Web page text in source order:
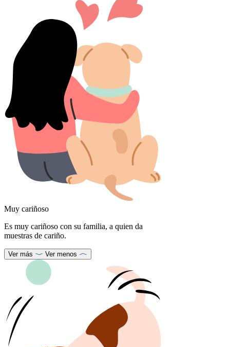
Muy cariñoso
Es muy cariñoso con su familia, a quien da
muestras de cariño.
Ver más Ver menos